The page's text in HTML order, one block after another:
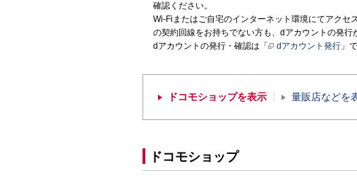
確認ください。
Wi-Fiまたはご自宅のインターネット環境にてアクセ
の契約回線をお持ちでない方も、dアカウントの発行
dアカウントの発行・確認は「
dアカウント発行 」
ドコモショップを表示 量販店などを
ドコモショップ